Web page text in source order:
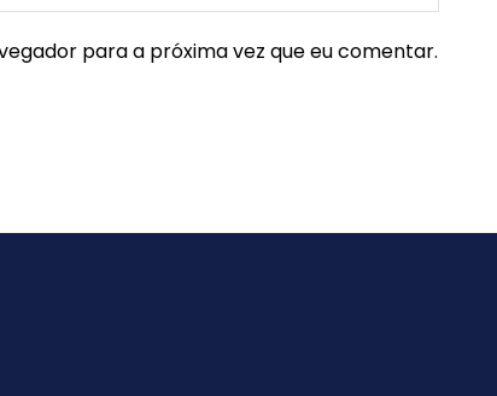
para a próxima vez que eu comentar.